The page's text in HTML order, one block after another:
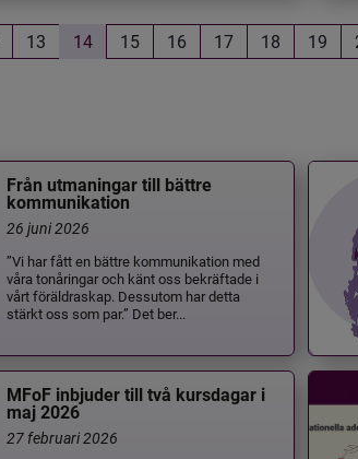
13 14 15 16 17 18 19
Från utmaningar till bättre
kommunikation
26 juni 2026
”Vi har fått en bättre kommunikation med
våra tonåringar och känt oss bekräftade i
vårt föräldraskap. Dessutom har detta
stärkt oss som par.” Det ber...
MFoF inbjuder till två kursdagar i
maj 2026
27 februari 2026